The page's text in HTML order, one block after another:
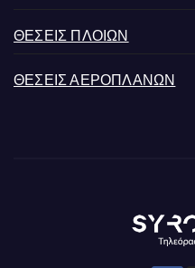
ΘΕΣΕΙΣ ΠΛΟΙΩΝ
ΘΕΣΕΙΣ ΑΕΡΟΠΛΑΝΩΝ